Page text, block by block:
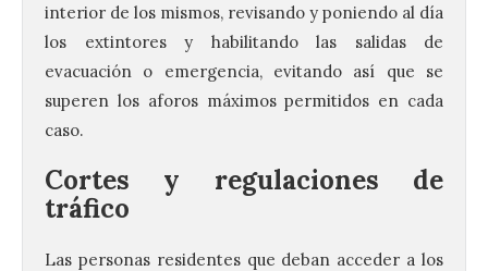
interior de los mismos, revisando y poniendo al día
los extintores y habilitando las salidas de
evacuación o emergencia, evitando así que se
superen los aforos máximos permitidos en cada
caso.
Cortes y regulaciones de
tráfico
Las personas residentes que deban acceder a los